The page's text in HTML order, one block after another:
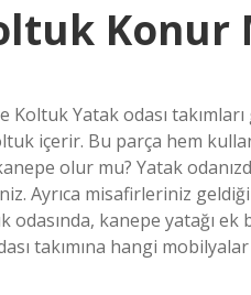
Konur
Yatak odası
içerir. Bu parça hem
olur mu? Yatak
Ayrıca misafirleriniz
kanepe yatağı
takımına hangi mobilyalar